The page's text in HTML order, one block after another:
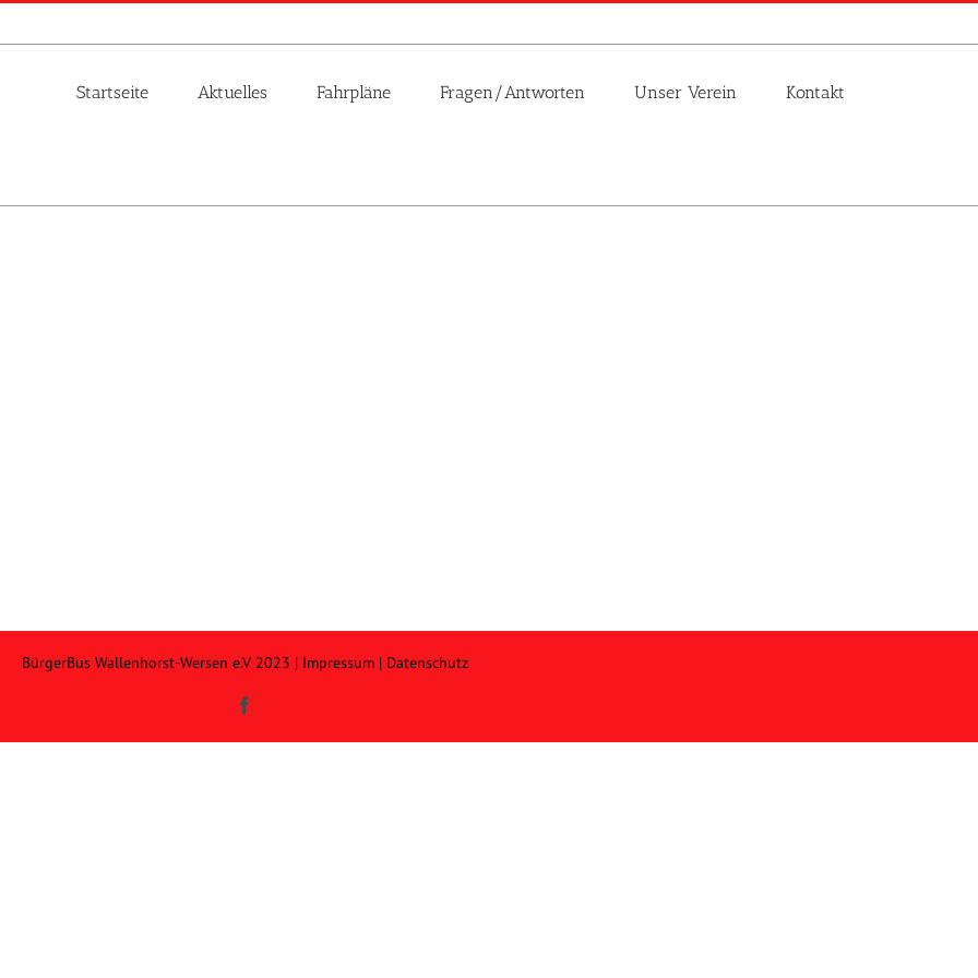
Startseite Aktuelles Fahrpläne Fragen/Antworten Unser Verein Kontakt
BürgerBus Wallenhorst-Wersen e.V 2023 | Impressum| Datenschutz